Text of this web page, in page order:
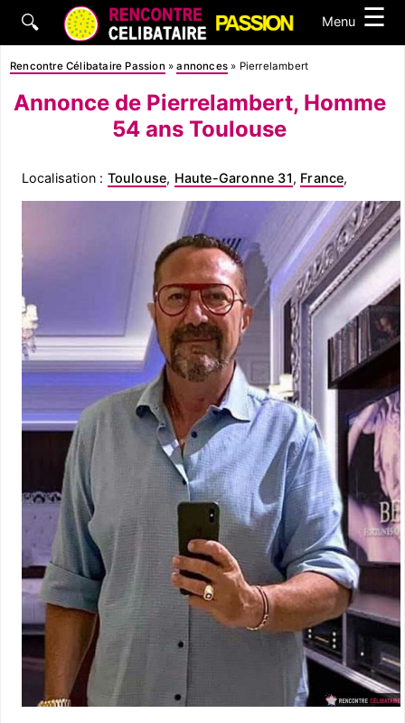
🔍 Menu ☰
Rencontre Célibataire Passion »annonces » Pierrelambert
Annonce de Pierrelambert, Homme
54 ans Toulouse
Localisation : Toulouse, Haute-Garonne 31, France,